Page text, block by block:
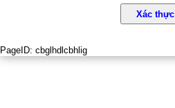
Xác thực
PageID: cbglhdlcbhlig